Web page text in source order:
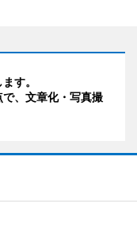
す。
で、文章化・写真撮